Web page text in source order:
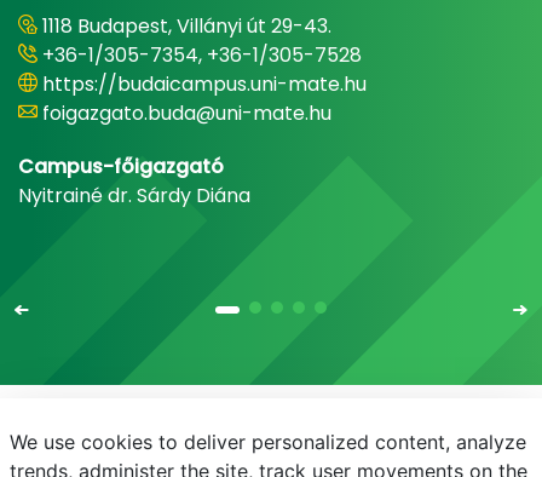
1118 Budapest, Villányi út 29-43.
+36-1/305-7354, +36-1/305-7528
https://budaicampus.uni-mate.hu
foigazgato.buda@uni-mate.hu
Campus-főigazgató
Nyitrainé dr. Sárdy Diána
E-mail Telefonkönyv NEPTUN E-learning
We use cookies to deliver personalized content, analyze
trends, administer the site, track user movements on the